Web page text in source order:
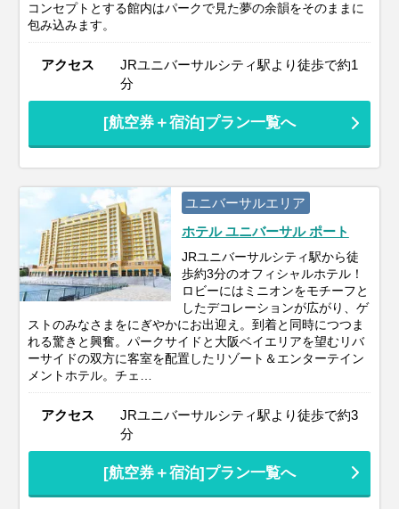
コンセプトとする館内はパークで見た夢の余韻をそのままに
包み込みます。
アクセス
JRユニバーサルシティ駅より徒歩で約1
分
[航空券＋宿泊]プラン一覧へ
ユニバーサルエリア
ホテル ユニバーサル ポート
JRユニバーサルシティ駅から徒
歩約3分のオフィシャルホテル！
ロビーにはミニオンをモチーフと
したデコレーションが広がり、ゲ
ストのみなさまをにぎやかにお出迎え。到着と同時につつま
れる驚きと興奮。パークサイドと大阪ベイエリアを望むリバ
ーサイドの双方に客室を配置したリゾート＆エンターテイン
メントホテル。チェ…
アクセス
JRユニバーサルシティ駅より徒歩で約3
分
[航空券＋宿泊]プラン一覧へ